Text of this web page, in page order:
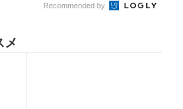
Recommended by
メ